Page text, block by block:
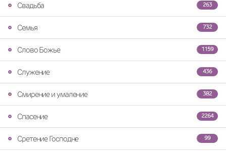
263
Свадьба
732
Семья
1159
Слово Божье
436
Служение
382
Смирение и умаление
2264
Спасение
99
Сретение Господне